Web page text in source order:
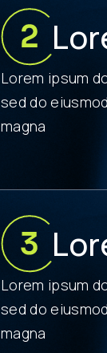
Lorem ipsum
sed do
magna
Lorem ipsum
sed do
magna